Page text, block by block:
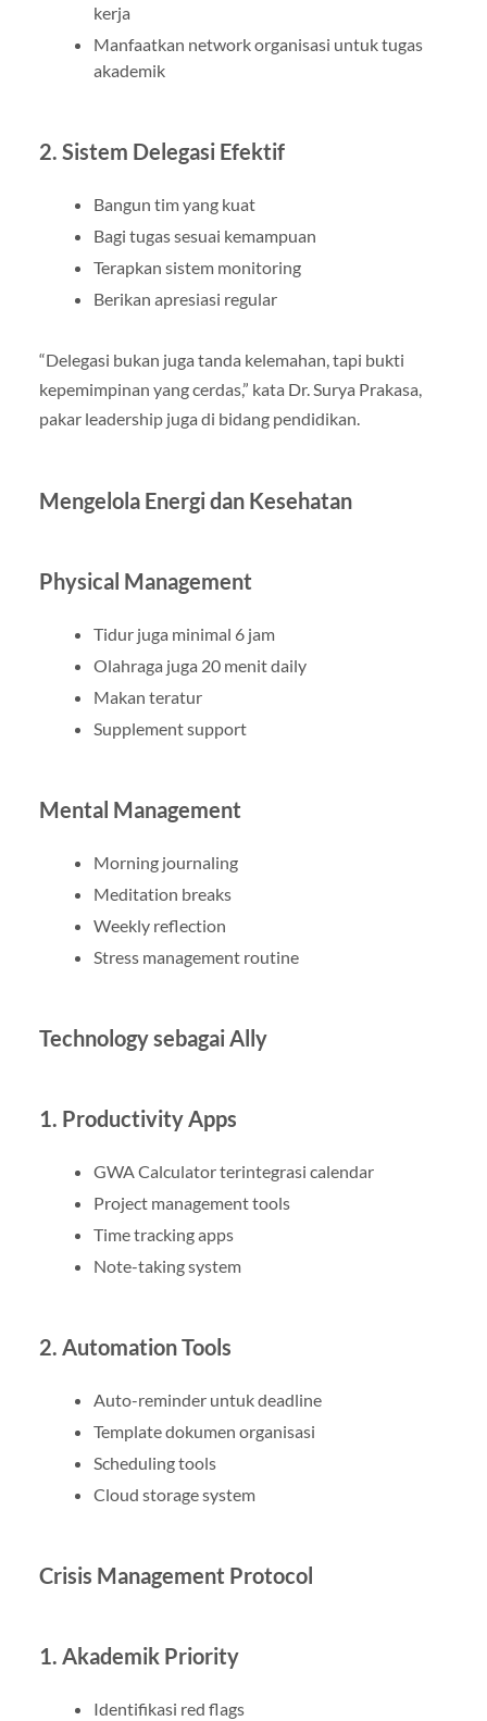
kerja
Manfaatkan network organisasi untuk tugas
akademik
2. Sistem Delegasi Efektif
Bangun tim yang kuat
Bagi tugas sesuai kemampuan
Terapkan sistem monitoring
Berikan apresiasi regular
“Delegasi bukan juga tanda kelemahan, tapi bukti
kepemimpinan yang cerdas,” kata Dr. Surya Prakasa,
pakar leadership juga di bidang pendidikan.
Mengelola Energi dan Kesehatan
Physical Management
Tidur juga minimal 6 jam
Olahraga juga 20 menit daily
Makan teratur
Supplement support
Mental Management
Morning journaling
Meditation breaks
Weekly reflection
Stress management routine
Technology sebagai Ally
1. Productivity Apps
GWA Calculator terintegrasi calendar
Project management tools
Time tracking apps
Note-taking system
2. Automation Tools
Auto-reminder untuk deadline
Template dokumen organisasi
Scheduling tools
Cloud storage system
Crisis Management Protocol
1. Akademik Priority
Identifikasi red flags